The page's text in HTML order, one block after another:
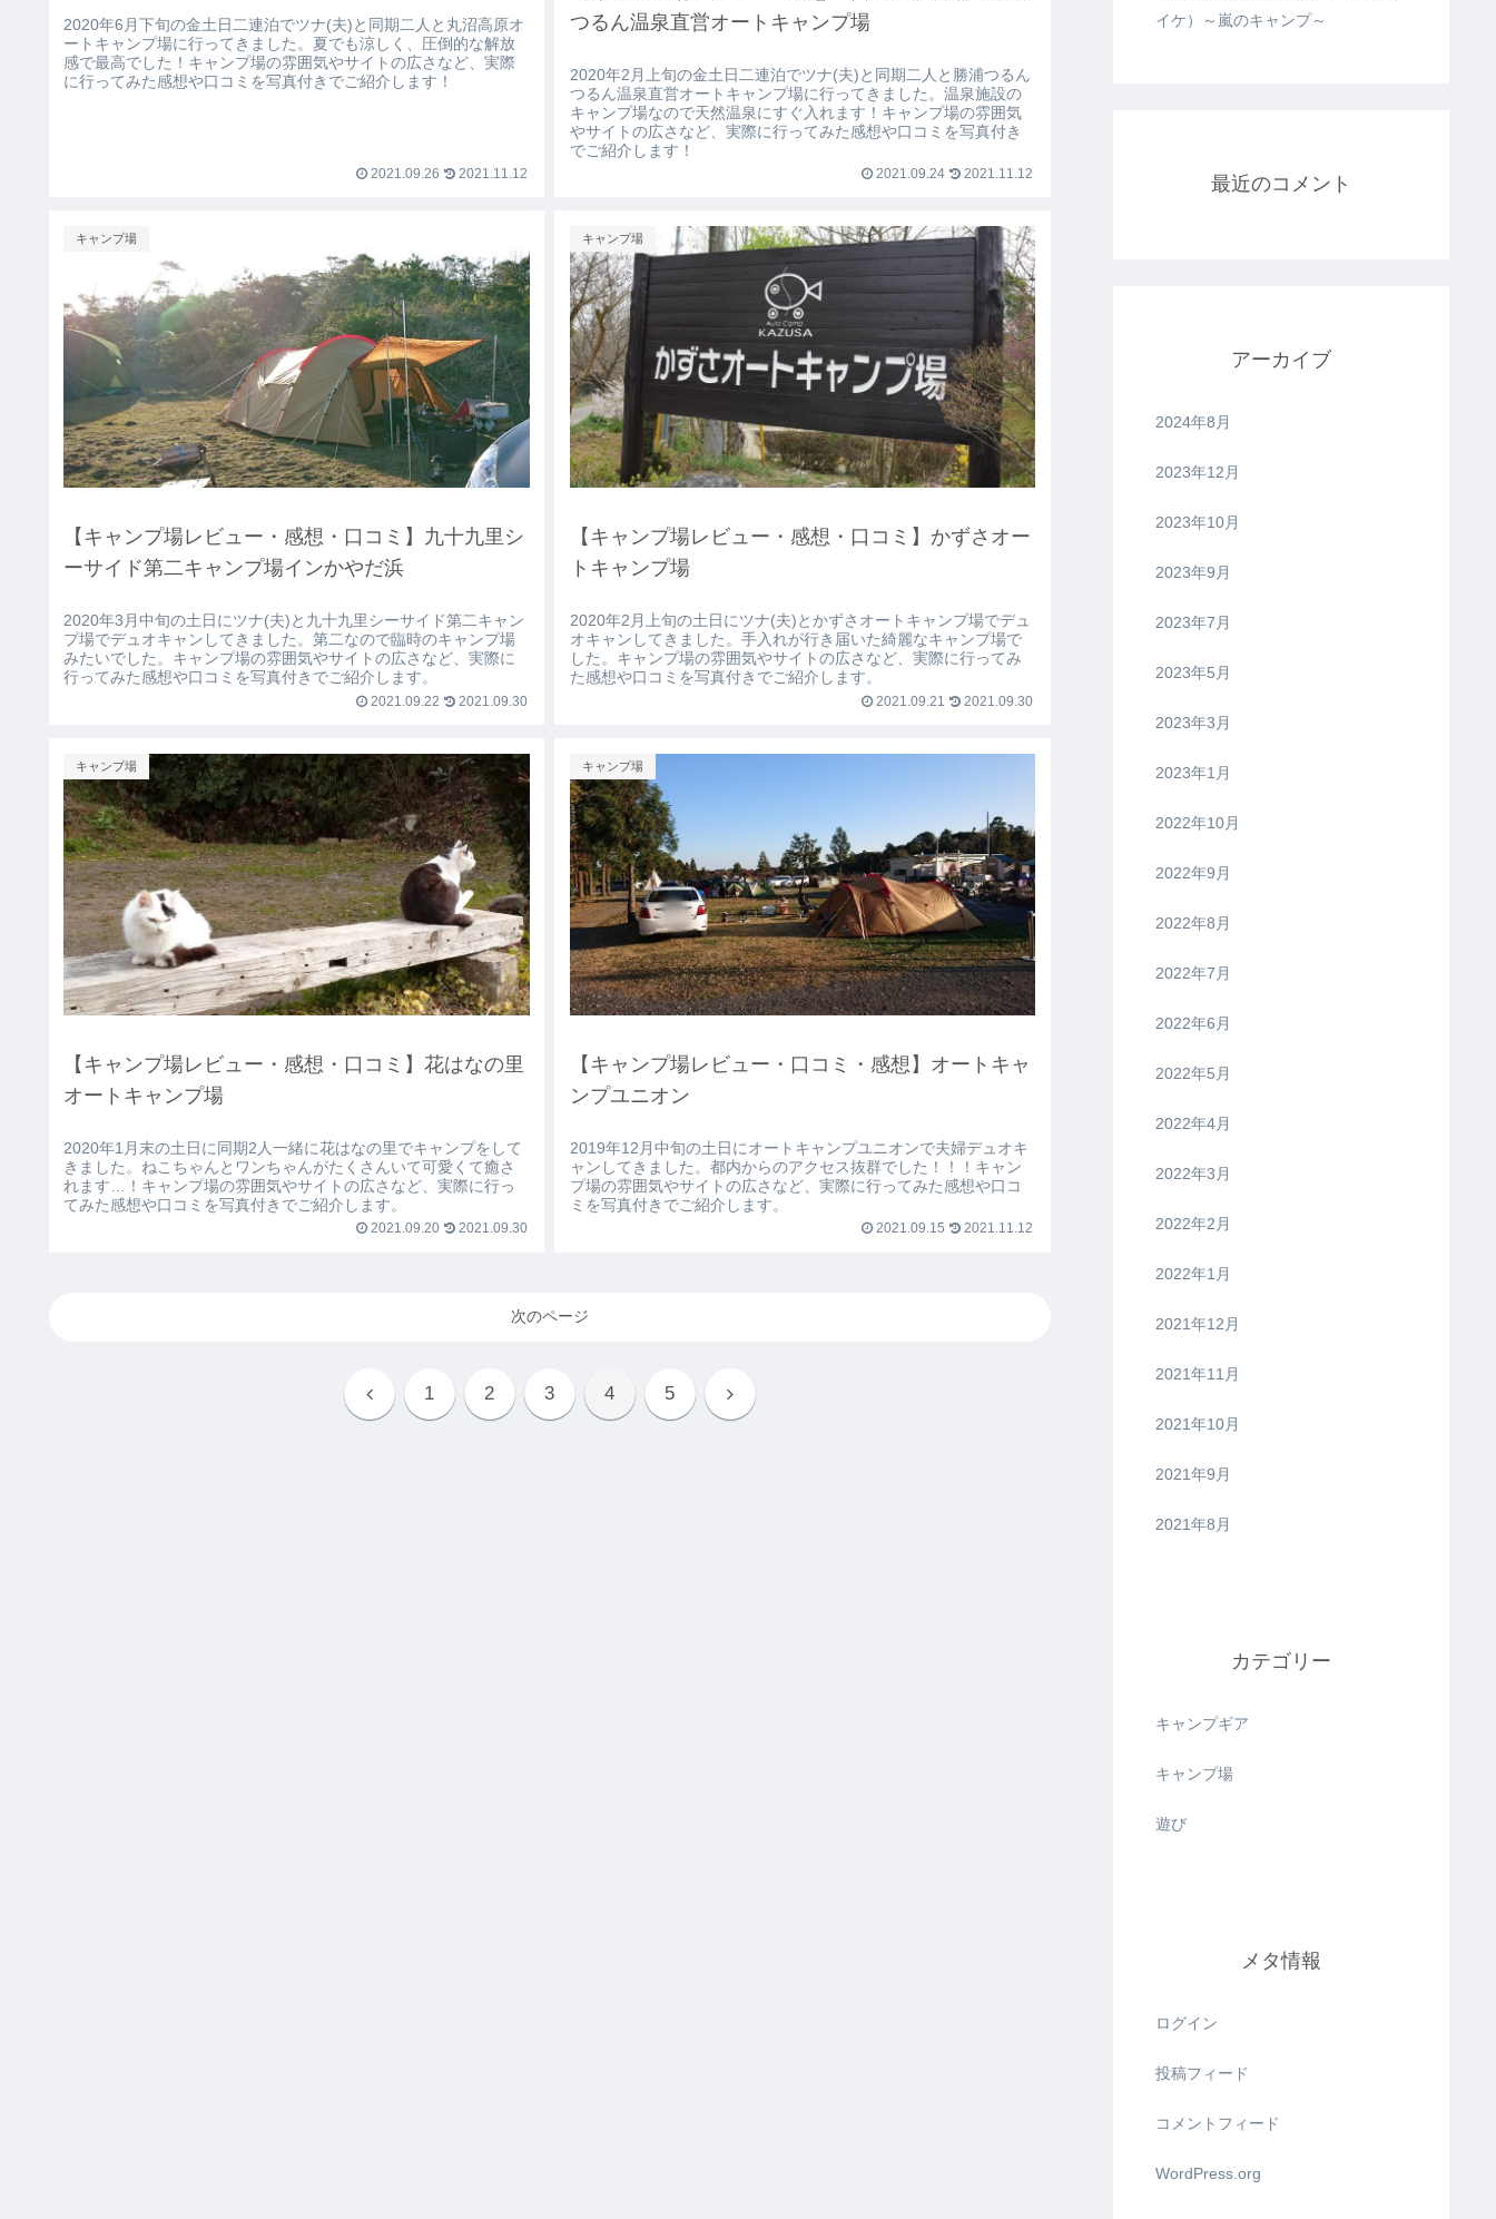
2020年6月下旬の金土日二連泊でツナ(夫)と同期二人と丸沼高原オ
ートキャンプ場に行ってきました。夏でも涼しく、圧倒的な解放
感で最高でした！キャンプ場の雰囲気やサイトの広さなど、実際
に行ってみた感想や口コミを写真付きでご紹介します！
2021.09.26 2021.11.12
つるん温泉直営オートキャンプ場
2020年2月上旬の金土日二連泊でツナ(夫)と同期二人と勝浦つるん
つるん温泉直営オートキャンプ場に行ってきました。温泉施設の
キャンプ場なので天然温泉にすぐ入れます！キャンプ場の雰囲気
やサイトの広さなど、実際に行ってみた感想や口コミを写真付き
でご紹介します！
2021.09.24 2021.11.12
キャンプ場
【キャンプ場レビュー・感想・口コミ】九十九里シ
ーサイド第二キャンプ場インかやだ浜
2020年3月中旬の土日にツナ(夫)と九十九里シーサイド第二キャン
プ場でデュオキャンしてきました。第二なので臨時のキャンプ場
みたいでした。キャンプ場の雰囲気やサイトの広さなど、実際に
行ってみた感想や口コミを写真付きでご紹介します。
2021.09.22 2021.09.30
キャンプ場
【キャンプ場レビュー・感想・口コミ】かずさオー
トキャンプ場
2020年2月上旬の土日にツナ(夫)とかずさオートキャンプ場でデュ
オキャンしてきました。手入れが行き届いた綺麗なキャンプ場で
した。キャンプ場の雰囲気やサイトの広さなど、実際に行ってみ
た感想や口コミを写真付きでご紹介します。
2021.09.21 2021.09.30
キャンプ場
【キャンプ場レビュー・感想・口コミ】花はなの里
オートキャンプ場
2020年1月末の土日に同期2人一緒に花はなの里でキャンプをして
きました。ねこちゃんとワンちゃんがたくさんいて可愛くて癒さ
れます…！キャンプ場の雰囲気やサイトの広さなど、実際に行っ
てみた感想や口コミを写真付きでご紹介します。
2021.09.20 2021.09.30
キャンプ場
【キャンプ場レビュー・口コミ・感想】オートキャ
ンプユニオン
2019年12月中旬の土日にオートキャンプユニオンで夫婦デュオキ
ャンしてきました。都内からのアクセス抜群でした！！！キャン
プ場の雰囲気やサイトの広さなど、実際に行ってみた感想や口コ
ミを写真付きでご紹介します。
2021.09.15 2021.11.12
次のページ
1 2 3 4 5
イケ）～嵐のキャンプ～
最近のコメント
アーカイブ
2024年8月
2023年12月
2023年10月
2023年9月
2023年7月
2023年5月
2023年3月
2023年1月
2022年10月
2022年9月
2022年8月
2022年7月
2022年6月
2022年5月
2022年4月
2022年3月
2022年2月
2022年1月
2021年12月
2021年11月
2021年10月
2021年9月
2021年8月
カテゴリー
キャンプギア
キャンプ場
遊び
メタ情報
ログイン
投稿フィード
コメントフィード
WordPress.org